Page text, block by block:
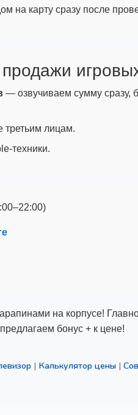
на карту сразу после
— озвучиваем сумму сразу,
лицам.
техники.
на корпусе!
бонус + к цене!
| Калькулятор цены|